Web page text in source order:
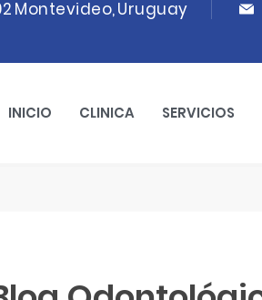
Montevideo, Uruguay
INICIO CLINICA SERVICIOS